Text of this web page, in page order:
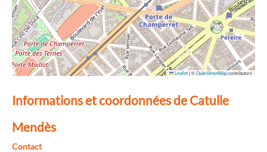
Leaflet|©OpenStreetMapcontributors
Informations et coordonnées de Catulle
Mendès
Contact